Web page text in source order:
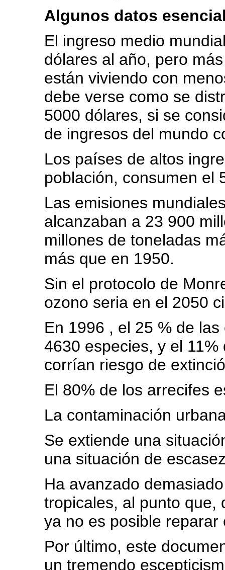
Algunos datos
El ingreso medio
dólares al año, pero
están viviendo con
debe verse como se
5000 dólares, si se
de ingresos del mundo
Los países de altos
población, consumen el
Las emisiones
alcanzaban a 23 900
millones de toneladas
más que en 1950.
Sin el protocolo de
ozono seria en el 2050
En 1996 , el 25 % de
4630 especies, y el
corrían riesgo de
El 80% de los arrecifes
La contaminación
Se extiende una
una situación de
Ha avanzado
tropicales, al punto que,
ya no es posible reparar
Por último, este
un tremendo